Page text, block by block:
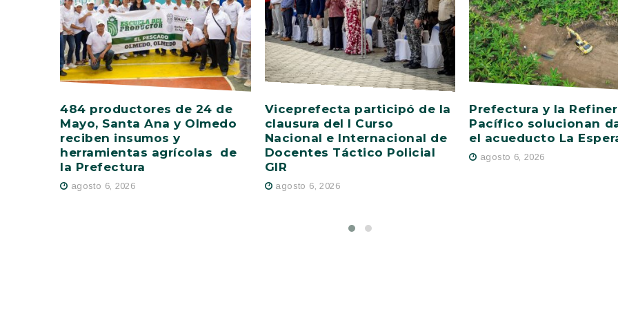
484 productores de 24 de
Mayo, Santa Ana y Olmedo
reciben insumos y
herramientas agrícolas de
la Prefectura
agosto 6, 2026
Viceprefecta participó de la
clausura del I Curso
Nacional e Internacional de
Docentes Táctico Policial
GIR
agosto 6, 2026
Prefectura y la
Pacífico solucionan
el acueducto La
agosto 6, 2026